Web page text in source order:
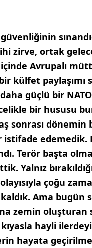
zirve, ortak
Avrupalı
külfet
güçlü bir
bir hususu
sonrası dönemin
istifade edemedik.
Terör başta
Yalnız
çoğu
Ama bugün
zemin oluşturan
hayli
hayata